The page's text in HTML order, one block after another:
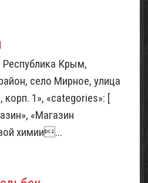
Республика Крым,
село Мирное, улица
1», «categories»: [
«Магазин
химии...